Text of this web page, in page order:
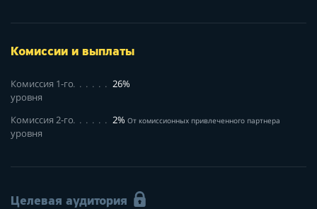
Комиссии и выплаты
Комиссия 1-го
уровня
26%
Комиссия 2-го
уровня
2%От комиссионных привлеченного партнера
Целевая аудитория